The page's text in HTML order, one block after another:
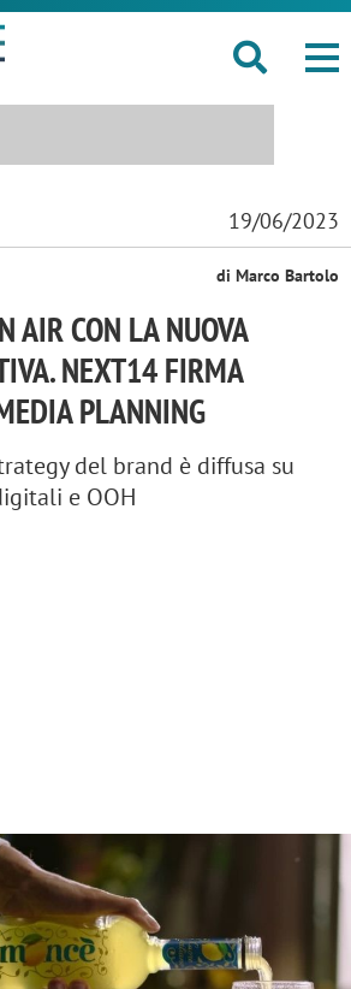
19/06/2023
di Marco Bartolo
AIR CON LA NUOVA
NEXT14 FIRMA
PLANNING
del brand è diffusa su
e OOH